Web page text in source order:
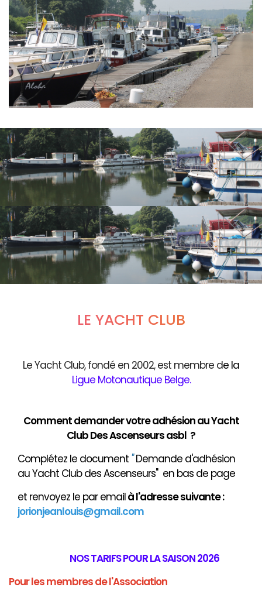
LE YACHT CLUB
Le Yacht Club, fondé en 2002, est membre de la
Ligue Motonautique Belge.
Comment demander votre adhésion au Yacht
Club Des Ascenseurs asbl ?
Complétez le document "Demande d'adhésion
au Yacht Club des Ascenseurs" en bas de page
et renvoyez le par emailàl'adresse suivante :
jorionjeanlouis@gmail.com
NOS TARIFS POUR LA SAISON 2026
Pour les membres de l'Association